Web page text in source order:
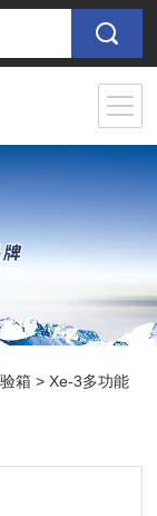
箱 > Xe-3多功能